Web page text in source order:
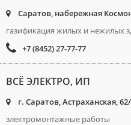
Саратов, набережная
газификация жилых и нежилых
+7 (8452) 27-77-77
ВСЁ ЭЛЕКТРО, ИП
г. Саратов, Астраханская,
электромонтажные работы